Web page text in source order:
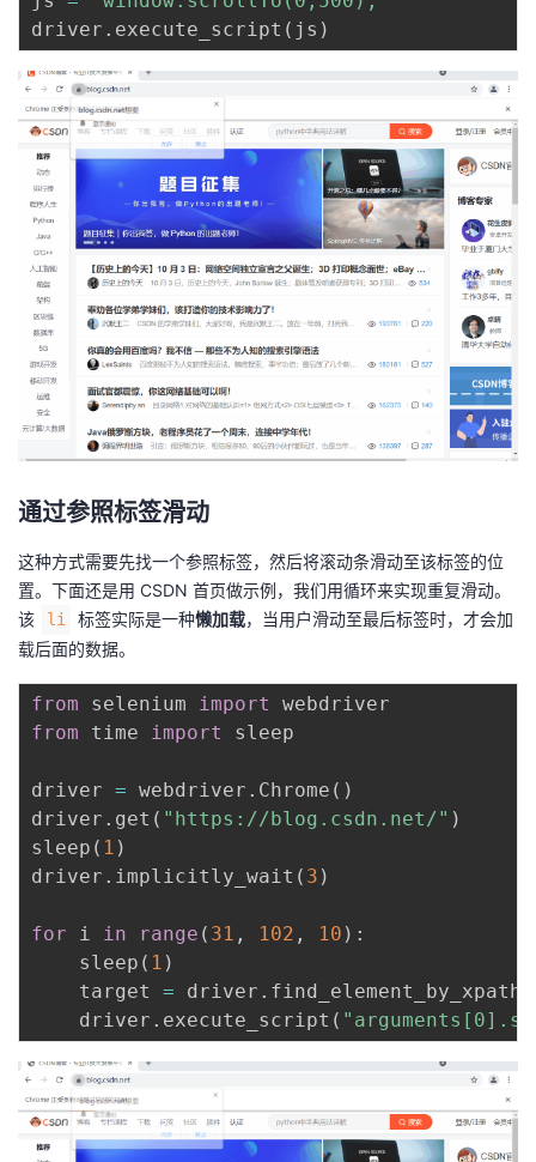
driver . execute_script ( js )
通过参照标签滑动
这种方式需要先找一个参照标签，然后将滚动条滑动至该标签的位
置。下面还是用 CSDN 首页做示例，我们用循环来实现重复滑动。
该
li 标签实际是一种懒加载，当用户滑动至最后标签时，才会加
载后面的数据。
from selenium import
from time import sleep
driver = webdriver . Chrome ( )
driver . get ( "https://blog.csdn.net/" )
sleep ( 1 )
driver . implicitly_wait ( 3 )
for i in range ( 31 , 102 , 10 ) :
    sleep
( 1 )
    target
= driver . find_element_by_xpath
    driver
. execute_script (